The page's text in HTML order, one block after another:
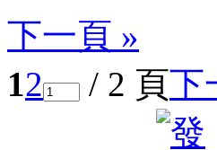
下一頁 »
12 / 2 頁下